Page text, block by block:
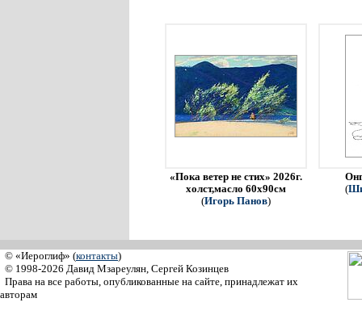
«Пока ветер не стих» 2026г.
холст,масло 60х90см
(Игорь Панов)
(
© «Иероглиф» (контакты)
© 1998-2026 Давид Мзареулян, Сергей Козинцев
Права на все работы, опубликованные на сайте, принадлежат их
авторам